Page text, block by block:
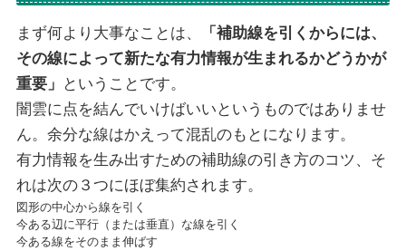
まず何より大事なことは、
「補助線を引くからには、
その線によって新たな有力情報が生まれるかどうかが
重要」
ということです。
闇雲に点を結んでいけばいいというものではありませ
ん。余分な線はかえって混乱のもとになります。
有力情報を生み出すための補助線の引き方のコツ、そ
れは次の３つにほぼ集約されます。
図形の中心から線を引く
今ある辺に平行（または垂直）な線を引く
今ある線をそのまま伸ばす